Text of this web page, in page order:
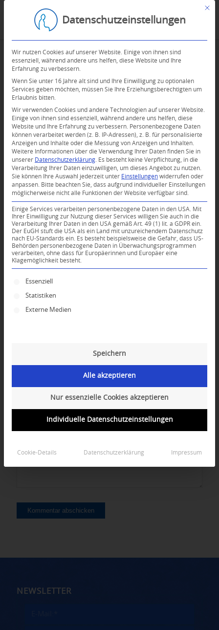
0
Dein Kommentar
An Diskussion beteiligen?
Hinterlassen Sie uns Ihren Kommentar!
NEWSLETTER
Mit
Datenschutzeinstellungen
Wir nutzen Cookies auf unserer Website. Einige von ihnen sind
essenziell, während andere uns helfen, diese Website und Ihre
Erfahrung zu verbessern.
Wenn Sie unter 16 Jahre alt sind und Ihre Einwilligung zu optionalen
Services geben möchten, müssen Sie Ihre Erziehungsberechtigten um
Erlaubnis bitten.
Wir verwenden Cookies und andere Technologien auf unserer Website.
Einige von ihnen sind essenziell, während andere uns helfen, diese
Website und Ihre Erfahrung zu verbessern.
Personenbezogene Daten
können verarbeitet werden (z. B. IP-Adressen), z. B. für personalisierte
Anzeigen und Inhalte oder die Messung von Anzeigen und Inhalten.
Weitere Informationen über die Verwendung Ihrer Daten finden Sie in
unserer Datenschutzerklärung
Es besteht keine Verpflichtung, in die
Verarbeitung Ihrer Daten einzuwilligen, um dieses Angebot zu nutzen.
Sie können Ihre Auswahl jederzeit unter Einstellungen widerrufen oder
anpassen.
Bitte beachten Sie, dass aufgrund individueller Einstellungen
möglicherweise nicht alle Funktionen der Website verfügbar sind.
Einige Services verarbeiten personenbezogene Daten in den USA. Mit
Ihrer Einwilligung zur Nutzung dieser Services willigen Sie auch in die
Verarbeitung Ihrer Daten in den USA gemäß Art. 49 (1) lit. a GDPR ein.
Der EuGH stuft die USA als ein Land mit unzureichendem Datenschutz
nach EU-Standards ein. Es besteht beispielsweise die Gefahr, dass US-
Behörden personenbezogene Daten in Überwachungsprogrammen
verarbeiten, ohne dass für Europäerinnen und Europäer eine
Klagemöglichkeit besteht.
Es folgt eine Liste der Service-Gruppen, für die
Essenziell
Statistiken
Externe Medien
Speichern
Alle akzeptieren
Nur essenzielle Cookies akzeptieren
Individuelle Datenschutzeinstellungen
Cookie-Details Datenschutzerklärung Impressum